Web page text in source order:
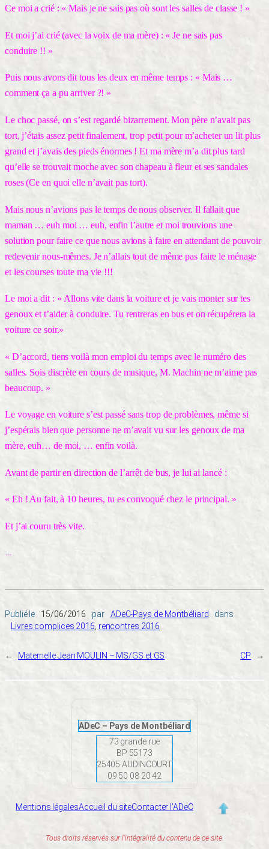
Ce moi a crié : « Mais je ne sais pas où sont les salles de classe ! »
Et moi j’ai crié (avec la voix de ma mère) : « Je ne sais pas
conduire !! »
Puis nous avons dit tous les deux en même temps : « Mais …
comment ça a pu arriver ?! »
Le choc passé, on s’est regardé bizarrement. Mon père n’avait pas
tort, j’étais assez petit finalement, trop petit pour m’acheter un lit plus
grand et j’avais des pieds énormes ! Et ma mère m’a dit plus tard
qu’elle se trouvait moche avec son chapeau à fleur et ses sandales
roses (Ce en quoi elle n’avait pas tort).
Mais nous n’avions pas le temps de nous observer. Il fallait que
maman … euh moi … euh, enfin l’autre et moi trouvions une
solution pour faire ce que nous avions à faire en attendant de pouvoir
redevenir nous-mêmes. Je n’allais tout de même pas faire le ménage
et les courses toute ma vie !!!
Le moi a dit : « Allons vite dans la voiture et je vais monter sur tes
genoux et t’aider à conduire. Tu rentreras en bus et on récupérera la
voiture ce soir.»
« D’accord, tiens voilà mon emploi du temps avec le numéro des
salles. Sois discrète en cours de musique, M. Machin ne m’aime pas
beaucoup. »
Le voyage en voiture s’est passé sans trop de problèmes, même si
j’espérais bien que personne ne m’avait vu sur les genoux de ma
mère, euh… de moi, … enfin voilà.
Avant de partir en direction de l’arrêt de bus, je lui ai lancé :
« Eh ! Au fait, à 10 heures, tu es convoqué chez le principal. »
Et j’ai couru très vite.
…
Publié le 15/06/2016 par ADeC-Pays de Montbéliard
dans
Livres complices 2016 rencontres 2016
← Maternelle Jean MOULIN – MS/GS et GS CP →
ADeC – Pays de Montbéliard
73 grande rue
BP 55173
25405 AUDINCOURT
09 50 08 20 42
Mentions légalesAccueil du siteContacter l’ADeC
Tous droits réservés sur l’intégralité du contenu de ce site.